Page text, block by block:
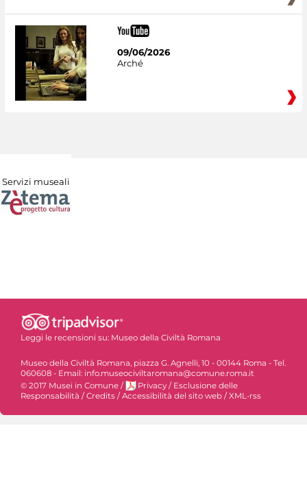
09/06/2026
Arché
Servizi museali
Leggi le recensioni su: Museo della Civiltà Romana
Museo della Civiltà Romana, piazza G. Agnelli, 10 - 00144 Roma - Tel.
060608 - Email: info.museociviltaromana@comune.roma.it
© 2017 Musei in Comune / Privacy / Esclusione delle
Responsabilità / Credits / Accessibilità del sito web / XML-rss